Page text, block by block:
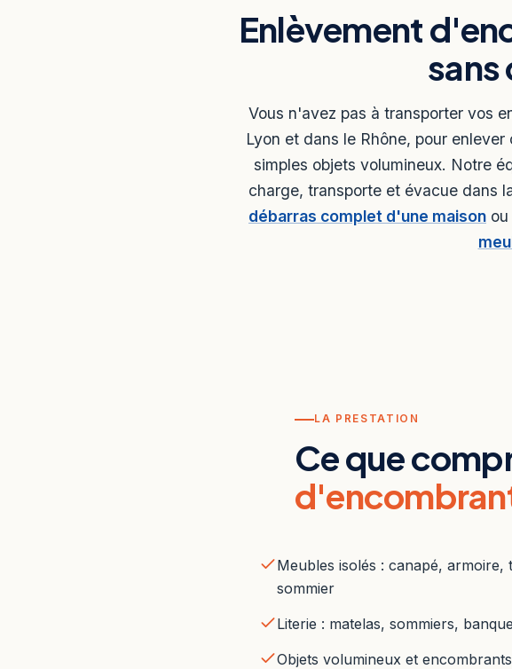
Enlèvement
sans
Vous n'avez pas à transporter vos
Lyon et dans le Rhône, pour
simples objets volumineux. Notre
charge, transporte et évacue dans
débarras complet d'une maison
LA PRESTATION
Ce que
Meubles isolés : canapé, armoire,
sommier
Literie : matelas, sommiers,
Objets volumineux et